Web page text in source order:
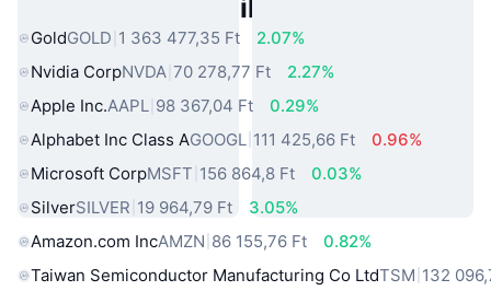
Népszerű Való Világbeli Eszközök
GoldGOLD 1 363 477,35 Ft
2.07%
Nvidia CorpNVDA 70 278,77 Ft
2.27%
Apple Inc.AAPL 98 367,04 Ft
0.29%
Alphabet Inc Class AGOOGL 111 425,66 Ft
0.96%
Microsoft CorpMSFT 156 864,8 Ft
0.03%
SilverSILVER 19 964,79 Ft
3.05%
Amazon.com IncAMZN 86 155,76 Ft
0.82%
Taiwan Semiconductor Manufacturing Co LtdTSM 132